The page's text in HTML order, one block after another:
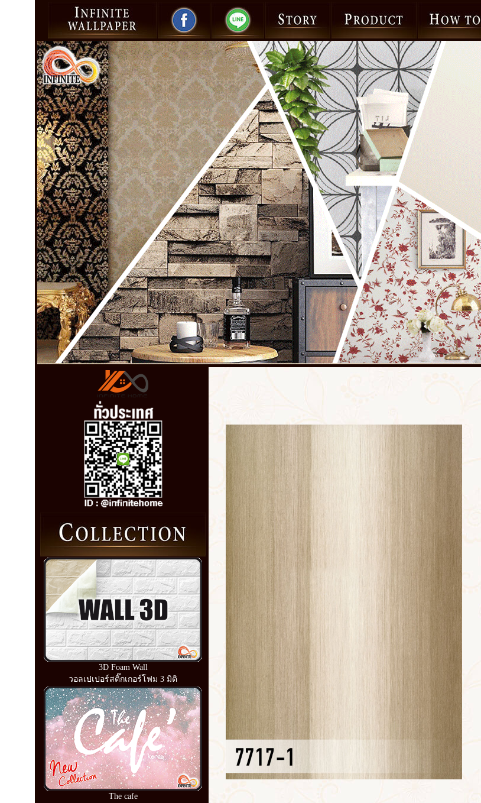
3D Foam Wall
วอลเปเปอร์สติ๊กเกอร์โฟม 3 มิติ
The cafe